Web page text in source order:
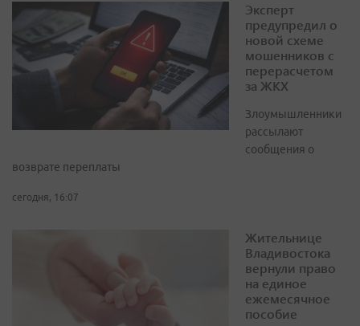
Эксперт
предупредил о
новой схеме
мошенников с
перерасчетом
за ЖКХ
Злоумышленники
рассылают
сообщения о
возврате переплаты
сегодня, 16:07
Жительнице
Владивостока
вернули право
на единое
ежемесячное
пособие